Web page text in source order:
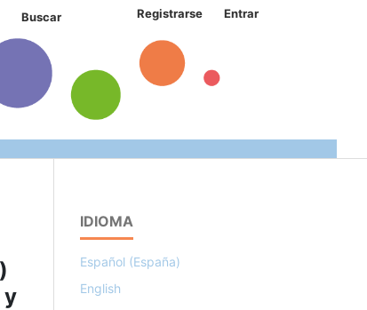
Buscar Registrarse Entrar
y
IDIOMA
Español (España)
English